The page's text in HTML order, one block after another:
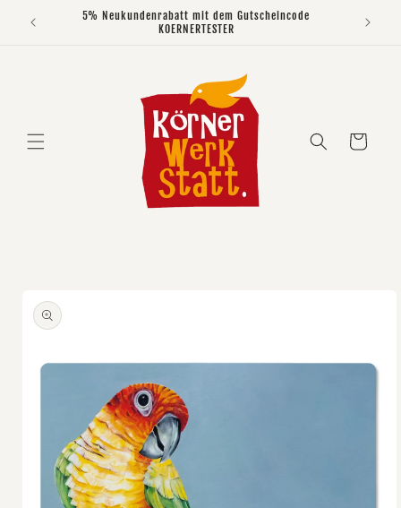
zum
5% Neukundenrabatt mit dem Gutscheincode
KOERNERTESTER
Warenkorb